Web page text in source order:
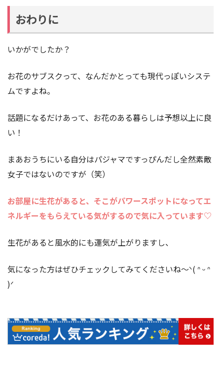
おわりに
いかがでしたか？
お花のサブスクって、なんだかとっても現代っぽいシステ
ムですよね。
話題になるだけあって、お花のある暮らしは予想以上に良
い！
まあおうちにいる自分はパジャマですっぴんだし全然素敵
女子ではないのですが（笑）
お部屋に生花があると、そこがパワースポットになってエ
ネルギーをもらえている気がするので気に入っています♡
生花があると風水的にも運気が上がりますし、
気になった方はぜひチェックしてみてくださいね〜ᐠ( ᐢ ᵕ ᐢ
)ᐟ